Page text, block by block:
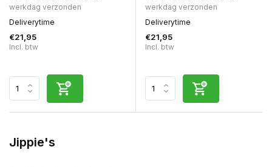
werkdag verzonden
Deliverytime
€21,95
Incl. btw
werkdag verzonden
Deliverytime
€21,95
Incl. btw
Jippie's